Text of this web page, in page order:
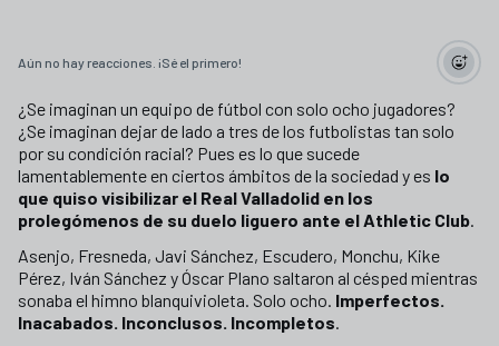
Aún no hay reacciones. ¡Sé el primero!
¿Se imaginan un equipo de fútbol con solo ocho jugadores?
¿Se imaginan dejar de lado a tres de los futbolistas tan solo
por su condición racial? Pues es lo que sucede
lamentablemente en ciertos ámbitos de la sociedad y es lo
que quiso visibilizar el Real Valladolid en los
prolegómenos de su duelo liguero ante el Athletic Club.
Asenjo, Fresneda, Javi Sánchez, Escudero, Monchu, Kike
Pérez, Iván Sánchez y Óscar Plano saltaron al césped mientras
sonaba el himno blanquivioleta. Solo ocho. Imperfectos.
Inacabados. Inconclusos. Incompletos.